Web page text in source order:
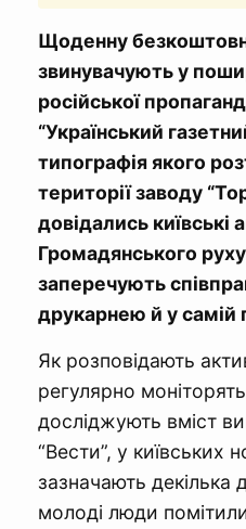
Щоденну
звинувачують у
російської
“Український
типографія якого
території заводу
довідались київські
Громадянського руху
заперечують
друкарнею й у самій
Як розповідають
регулярно
досліджують вміст
“Вести”, у київських
зазначають декілька
молоді люди